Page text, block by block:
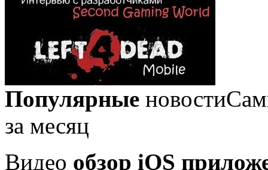
Популярные новости
за месяц
Видео обзор iOS